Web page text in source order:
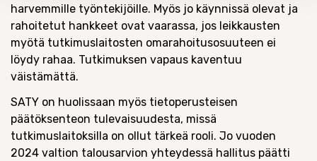
harvemmille työntekijöille. Myös jo käynnissä olevat ja
rahoitetut hankkeet ovat vaarassa, jos leikkausten
myötä tutkimuslaitosten omarahoitusosuuteen ei
löydy rahaa. Tutkimuksen vapaus kaventuu
väistämättä.
SATY on huolissaan myös tietoperusteisen
päätöksenteon tulevaisuudesta, missä
tutkimuslaitoksilla on ollut tärkeä rooli. Jo vuoden
2024 valtion talousarvion yhteydessä hallitus päätti